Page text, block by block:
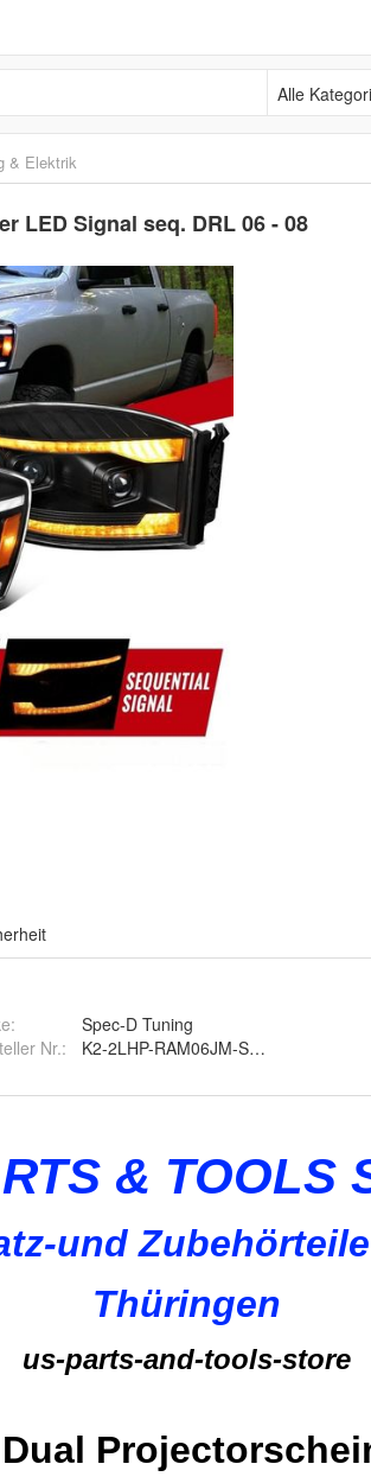
Alle Kategorien
& Elektrik
LED Signal seq. DRL 06 - 08
Spec-D Tuning
Nr.:
K2-2LHP-RAM06JM-SQ-RS